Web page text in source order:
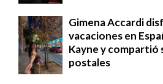
Gimena Accardi
vacaciones en
Kayne y compartió
postales